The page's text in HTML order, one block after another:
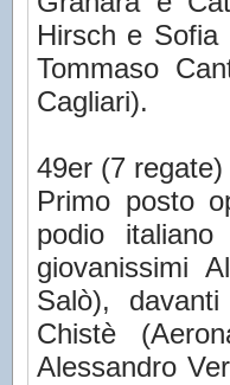
Hirsch e Sofia
Tommaso
Cagliari).
49er (7 regate)
Primo posto
podio
giovanissimi
Salò),
Chistè
Alessandro